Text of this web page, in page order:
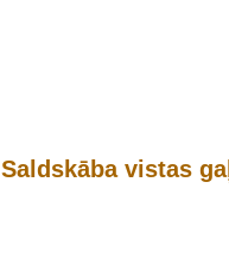
Saldskāba vistas